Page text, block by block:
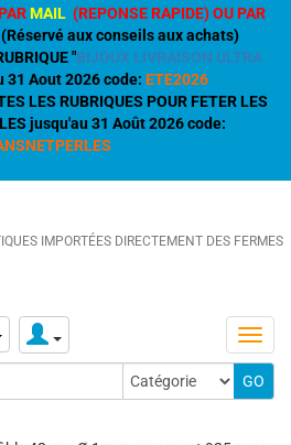
MAIL (REPONSE RAPIDE) OU PAR
aux conseils aux achats)
"BIJOUX LIVRAISON ULTRA
31 Aout 2026 code: ETE2026
LES RUBRIQUES POUR FETER LES
jusqu'au 31 Août 2026 code:
IMPORTÉES DIRECTEMENT DES FERMES